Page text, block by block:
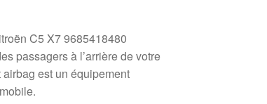
C5 X7 9685418480
passagers à l’arrière de votre
est un équipement